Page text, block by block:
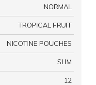
NORMAL
TROPICAL FRUIT
NICOTINE POUCHES
SLIM
12